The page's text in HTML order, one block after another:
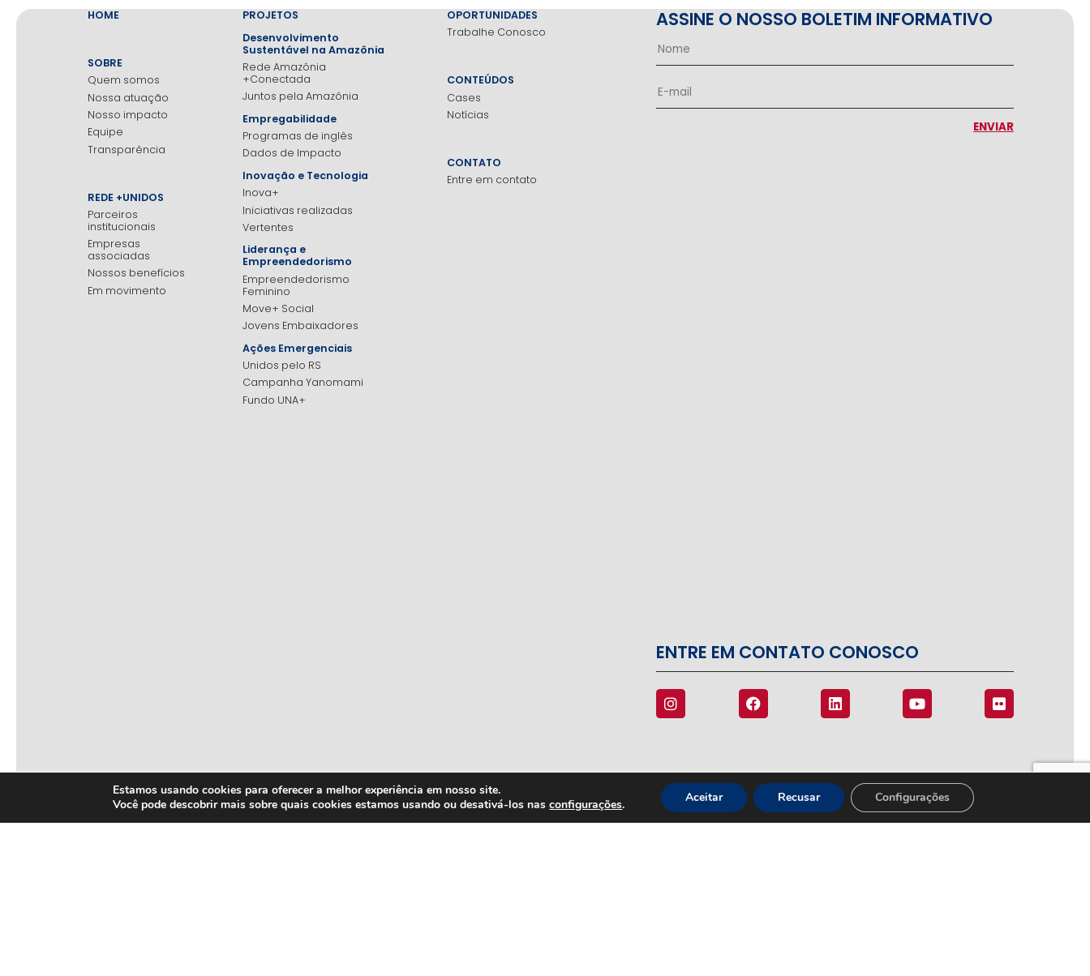
HOME
SOBRE
Quem somos
Nossa atuação
Nosso impacto
Equipe
Transparência
REDE +UNIDOS
Parceiros
institucionais
Empresas
associadas
Nossos benefícios
Em movimento
PROJETOS
Desenvolvimento
Sustentável na Amazônia
Rede Amazônia
+Conectada
Juntos pela Amazônia
Empregabilidade
Programas de inglês
Dados de Impacto
Inovação e Tecnologia
Inova+
Iniciativas realizadas
Vertentes
Liderança e
Empreendedorismo
Empreendedorismo
Feminino
Move+ Social
Jovens Embaixadores
Ações Emergenciais
Unidos pelo RS
Campanha Yanomami
Fundo UNA+
OPORTUNIDADES
Trabalhe Conosco
CONTEÚDOS
Cases
Notícias
CONTATO
Entre em contato
ASSINE O NOSSO BOLETIM INFORMATIVO
ENTRE EM CONTATO CONOSCO
Estamos usando cookies para oferecer a melhor experiência em nosso site.
Você pode descobrir mais sobre quais cookies estamos usando ou desativá-los nasconfigurações. Aceitar Recusar Configurações